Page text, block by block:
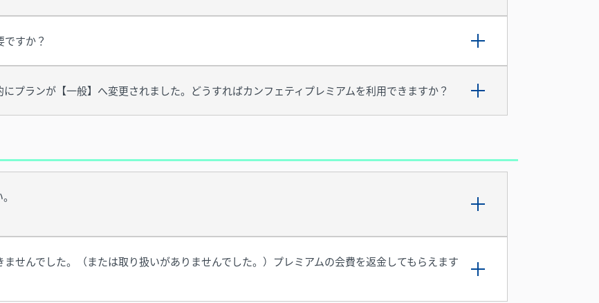
すか？
プランが【一般】へ変更されました。どうすればカンフェティプレミアムを利用できますか？
せんでした。（または取り扱いがありませんでした。）プレミアムの会費を返金してもらえます